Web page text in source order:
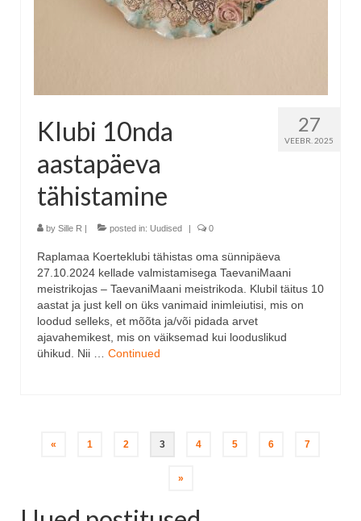
27
VEEBR. 2025
Klubi 10nda
aastapäeva
tähistamine
by Sille R | posted in: Uudised | 0
Raplamaa Koerteklubi tähistas oma sünnipäeva
27.10.2024 kellade valmistamisega TaevaniMaani
meistrikojas – TaevaniMaani meistrikoda. Klubil täitus 10
aastat ja just kell on üks vanimaid inimleiutisi, mis on
loodud selleks, et mõõta ja/või pidada arvet
ajavahemikest, mis on väiksemad kui looduslikud
ühikud. Nii … Continued
Navigeerimine
« 1 2 3 4 5 6 7
»